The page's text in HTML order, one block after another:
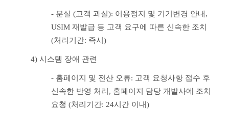
- 분실 (고객 과실): 이용정지 및 기기변경 안내,
USIM 재발급 등 고객 요구에 따른 신속한 조치
(처리기간: 즉시)
4) 시스템 장애 관련
- 홈페이지 및 전산 오류: 고객 요청사항 접수 후
신속한 반영 처리, 홈페이지 담당 개발사에 조치
요청 (처리기간: 24시간 이내)